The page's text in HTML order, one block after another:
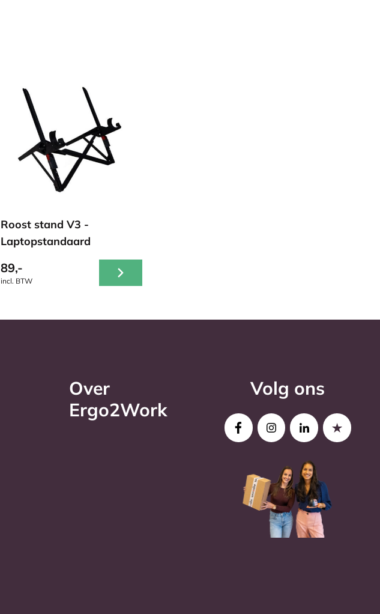
Roost stand V3 -
Laptopstandaard
89,-
incl. BTW
Over
Ergo2Work
Volg ons